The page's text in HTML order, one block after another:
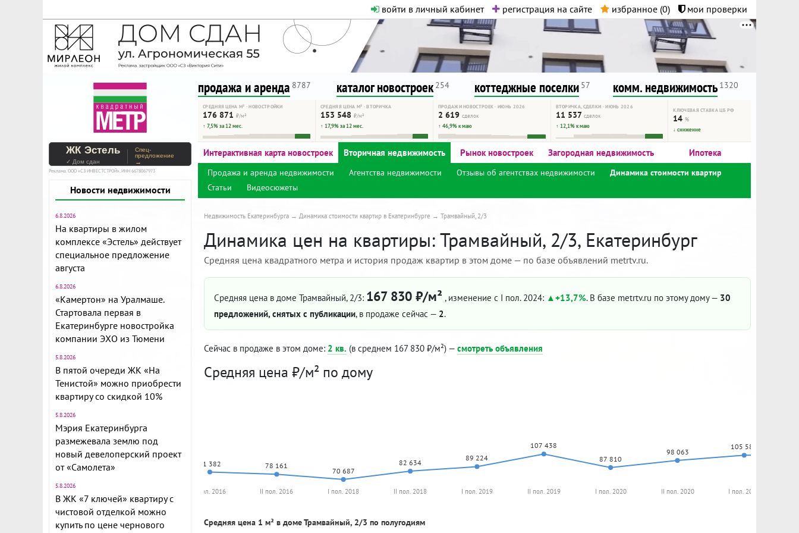
войти в личный кабинет регистрация на сайте избранное (0) мои проверки
На Метре реклама - только нормальная. Никакого шок-контента.
Помогайте независимому ресурсу, как он помогает вам. Удачи!
продажа и аренда 8787 каталог новостроек 254 коттеджные поселки 57 комм. недвижимость 1320
СРЕДНЯЯ ЦЕНА М² · НОВОСТРОЙКИ
176 871 ₽/м²
↑ 7,5% за 12 мес.
СРЕДНЯЯ ЦЕНА М² · ВТОРИЧКА
153 548 ₽/м²
↑ 17,9% за 12 мес.
ПРОДАЖИ НОВОСТРОЕК · ИЮНЬ 2026
2 619 сделок
↑ 46,9% к маю
ВТОРИЧКА, СДЕЛКИ · ИЮНЬ 2026
11 537 сделок
↑ 12,1% к маю
КЛЮЧЕВАЯ СТАВКА ЦБ РФ
14%
↓ снижение
ЖК Эстель
✓ Дом сдан
Спец-
предложение
→
Реклама. ООО «СЗ ИНВЕСТСТРОЙ», ИНН 6678067973
Новости недвижимости
6.8.2026
На квартиры в жилом
комплексе «Эстель» действует
специальное предложение
августа
6.8.2026
«Камертон» на Уралмаше.
Стартовала первая в
Екатеринбурге новостройка
компании ЭХО из Тюмени
5.8.2026
В пятой очереди ЖК «На
Тенистой» можно приобрести
квартиру со скидкой 10%
5.8.2026
Мэрия Екатеринбурга
размежевала землю под
новый девелоперский проект
от «Самолета»
5.8.2026
В ЖК «7 ключей» квартиру с
чистовой отделкой можно
купить по цене чернового
Интерактивная карта новостроек Вторичная недвижимость Рынок новостроек Загородная недвижимость Ипотека
Продажа и аренда недвижимости Агентства недвижимости Отзывы об агентствах недвижимости
Динамика стоимости квартир
Статьи
Видеосюжеты
Недвижимость Екатеринбурга Динамика стоимости квартир в Екатеринбурге Трамвайный, 2/3
Динамика цен на квартиры: Трамвайный, 2/3, Екатеринбург
Средняя цена квадратного метра и история продаж квартир в этом доме — по базе объявлений metrtv.ru.
Средняя цена в доме Трамвайный, 2/3: 167 830 ₽/м² , изменение с I пол. 2024: +13,7%. В базе metrtv.ru по этому дому — 30
предложений, снятых с публикации, в продаже сейчас — 2.
Сейчас в продаже в этом доме: 2 кв. (в среднем 167 830 ₽/м²) — смотреть объявления
Средняя цена ₽/м² по дому
81 382 78 161
70 687
82 634
89 224
107 438
87 810
98 063
105 583
I пол. 2016 II пол. 2016 I пол. 2018 II пол. 2018 I пол. 2019 II пол. 2019 I пол. 2020 II пол. 2020 I пол. 2021
Средняя цена 1 м² в доме Трамвайный, 2/3 по полугодиям